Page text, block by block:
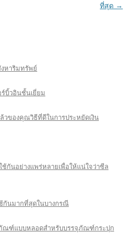
ที่สุด →
งหาริมทรัพย์
ร์บิ้วอินชั้นเยี่ยม
ของคุณวิธีที่ดีในการประหยัดเงิน
กันอย่างแพร่หลายเพื่อให้แน่ใจว่าซีล
กันมากที่สุดในบางกรณี
ณฑ์แบบหลอดสำหรับบรรจุภัณฑ์กระปุก